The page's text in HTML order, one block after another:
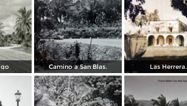
Camino a San Blas. Las Herrera.